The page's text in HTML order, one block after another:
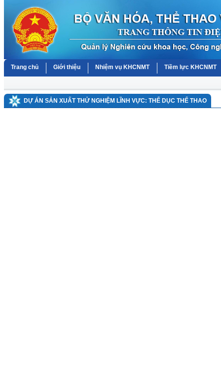
Trang chủ Giới thiệu Nhiệm vụ KHCNMT Tiềm lực KHCNMT
DỰ ÁN SẢN XUẤT THỬ NGHIỆM LĨNH VỰC: THỂ DỤC THỂ THAO